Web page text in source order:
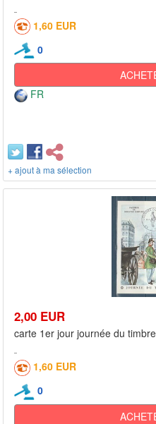
1,60 EUR
0
FR
+ ajout à ma sélection
2,00 EUR
carte 1er jour journée du
1,60 EUR
0